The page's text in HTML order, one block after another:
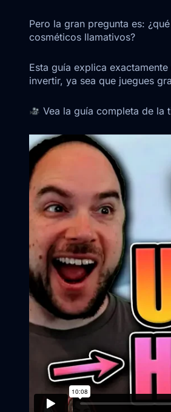
Pero la gran pregunta es:
cosméticos llamativos?
Esta guía explica
invertir, ya sea que juegues
Vea la guía completa de la